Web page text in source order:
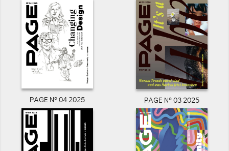
PAGE N° 04 2025 PAGE N° 03 2025